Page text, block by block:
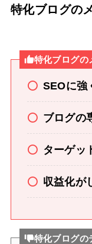
特化ブログの
特化ブログの
SEOに強
ブログの
ターゲッ
収益化が
特化ブログの